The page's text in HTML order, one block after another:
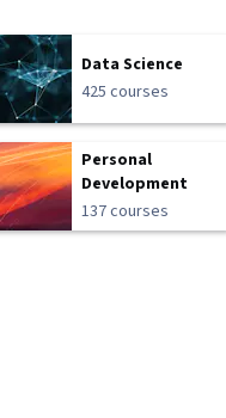
Data Science
425 courses
Personal
Development
137 courses